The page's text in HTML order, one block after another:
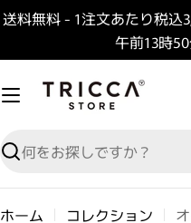
コンテンツへスキップ
送料無料 - 1注文あたり税込
午前13時
検索
ホーム コレクション